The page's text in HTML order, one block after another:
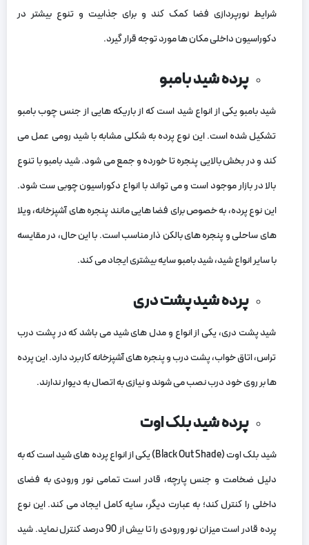
شرایط نورپردازی فضا کمک کند و برای جذابیت و تنوع بیشتر در
دکوراسیون داخلی مکان‌ ها مورد توجه قرار گیرد.
پرده شید بامبو
شید بامبو یکی از انواع شید است که از باریکه‌ هایی از جنس چوب بامبو
تشکیل شده است. این نوع پرده به شکلی مشابه با شید رومی عمل می‌
کند و در بخش بالایی پنجره تا خورده و جمع می‌ شود. شید بامبو با تنوع
بالا در بازار موجود است و می‌ تواند با انواع دکوراسیون چوبی ست شود.
این نوع پرده، به خصوص برای فضا هایی مانند پنجره‌ های آشپزخانه، ویلا
های ساحلی و پنجره‌ های بالکن ذار مناسب است. با این حال، در مقایسه
با سایر انواع شید، شید بامبو سایه بیشتری ایجاد می‌ کند.
پرده شید پشت دری
شید پشت دری، یکی از انواع و مدل‌ های شید می باشد که در پشت درب
تراس، اتاق خواب، پشت درب و پنجره‌ های آشپزخانه کاربرد دارد. این پرده‌
ها بر روی خود درب نصب می‌ شوند و نیازی به اتصال به دیوار ندارند.
پرده شید بلک اوت
شید بلک اوت (Black Out Shade) یکی از انواع پرده‌ های شید است که به
دلیل ضخامت و جنس پارچه، قادر است تمامی نور ورودی به فضای
داخلی را کنترل کند؛ به عبارت دیگر، سایه کامل ایجاد می‌ کند. این نوع
پرده قادر است میزان نور ورودی را تا بیش از 90 درصد کنترل نماید. شید